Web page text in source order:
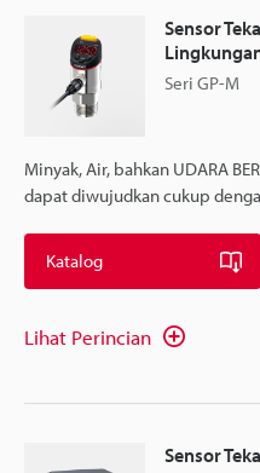
Sensor
Seri GP-M
Minyak, Air, bahkan UDARA
dapat diwujudkan cukup
Katalog
Lihat Perincian
Sensor